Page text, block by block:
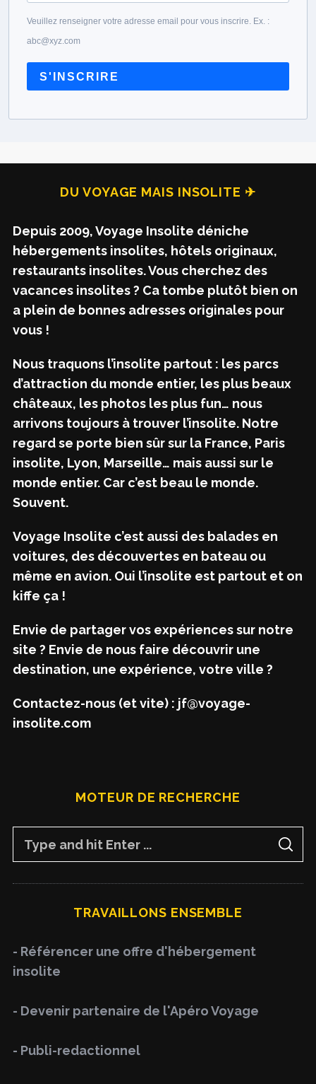
Veuillez renseigner votre adresse email pour vous inscrire. Ex. :
abc@xyz.com
S'INSCRIRE
DU VOYAGE MAIS INSOLITE ✈
Depuis 2009, Voyage Insolite déniche
hébergements insolites, hôtels originaux,
restaurants insolites. Vous cherchez des
vacances insolites ? Ca tombe plutôt bien on
a plein de bonnes adresses originales pour
vous !
Nous traquons l’insolite partout : les parcs
d’attraction du monde entier, les plus beaux
châteaux, les photos les plus fun… nous
arrivons toujours à trouver l’insolite. Notre
regard se porte bien sûr sur la France, Paris
insolite, Lyon, Marseille… mais aussi sur le
monde entier. Car c’est beau le monde.
Souvent.
Voyage Insolite c’est aussi des balades en
voitures, des découvertes en bateau ou
même en avion. Oui l’insolite est partout et on
kiffe ça !
Envie de partager vos expériences sur notre
site ? Envie de nous faire découvrir une
destination, une expérience, votre ville ?
Contactez-nous (et vite) : jf@voyage-
insolite.com
MOTEUR DE RECHERCHE
f
o
:
S
A
C
TRAVAILLONS ENSEMBLE
- Référencer une offre d'hébergement
insolite
- Devenir partenaire de l'Apéro Voyage
- Publi-redactionnel